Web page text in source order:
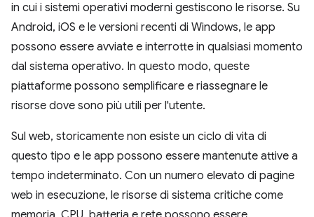
in cui i sistemi operativi moderni gestiscono le risorse. Su
Android, iOS e le versioni recenti di Windows, le app
possono essere avviate e interrotte in qualsiasi momento
dal sistema operativo. In questo modo, queste
piattaforme possono semplificare e riassegnare le
risorse dove sono più utili per l'utente.
Sul web, storicamente non esiste un ciclo di vita di
questo tipo e le app possono essere mantenute attive a
tempo indeterminato. Con un numero elevato di pagine
web in esecuzione, le risorse di sistema critiche come